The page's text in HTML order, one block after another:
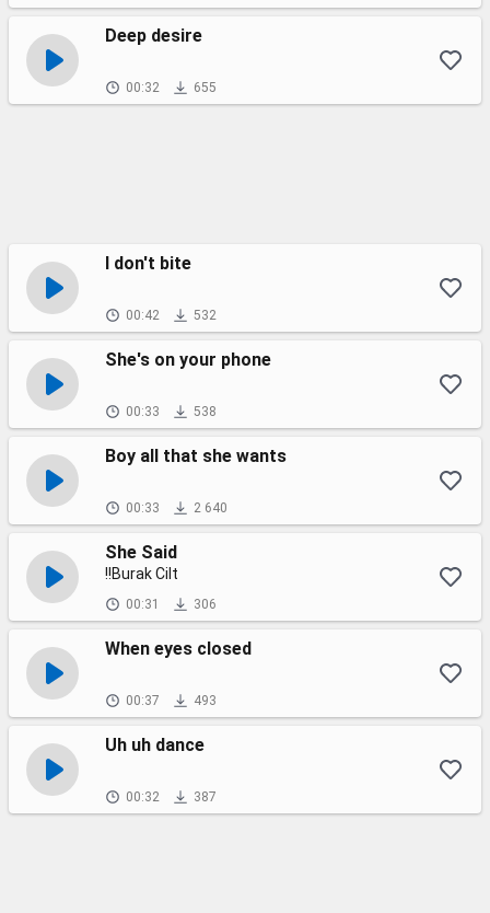
Deep desire
00:32 655
I don't bite
00:42 532
She's on your phone
00:33 538
Boy all that she wants
00:33 2 640
She Said
!!Burak Cilt
00:31 306
When eyes closed
00:37 493
Uh uh dance
00:32 387